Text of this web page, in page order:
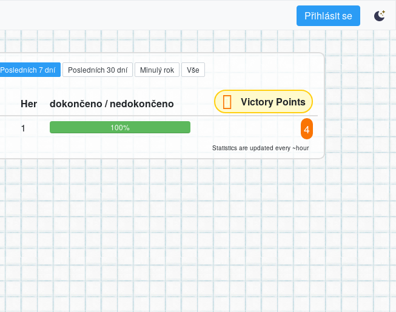
Přihlásit se
Posledních 7 dní Posledních 30 dní Minulý rok Vše
Her dokončeno / nedokončeno
Victory Points
1 100% 4
Statistics are updated every ~hour